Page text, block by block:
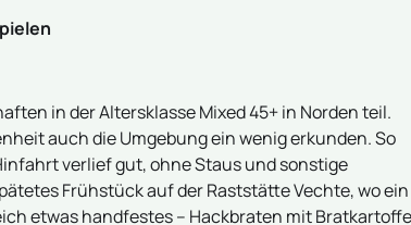
in der Altersklasse Mixed 45+ in Norden teil.
auch die Umgebung ein wenig erkunden. So
verlief gut, ohne Staus und sonstige
Frühstück auf der Raststätte Vechte, wo ein
etwas handfestes – Hackbraten mit